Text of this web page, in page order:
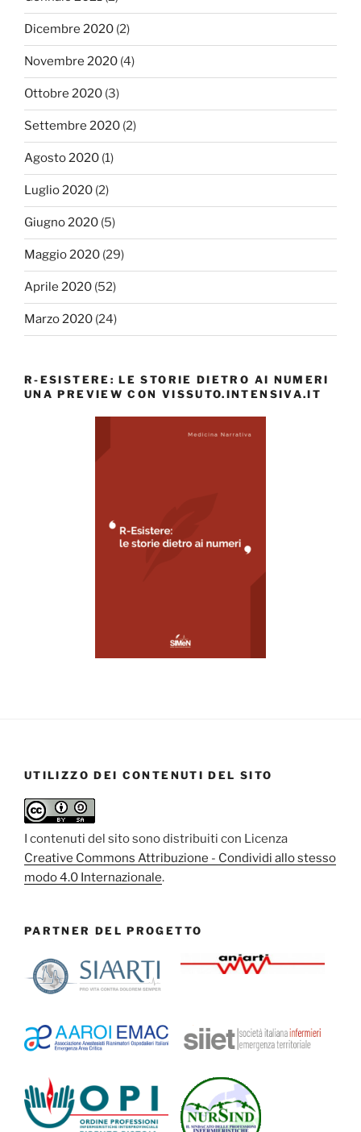
Dicembre 2020 (2)
Novembre 2020 (4)
Ottobre 2020 (3)
Settembre 2020 (2)
Agosto 2020 (1)
Luglio 2020 (2)
Giugno 2020 (5)
Maggio 2020 (29)
Aprile 2020 (52)
Marzo 2020 (24)
R-ESISTERE: LE STORIE DIETRO AI NUMERI
UNA PREVIEW CON VISSUTO.INTENSIVA.IT
UTILIZZO DEI CONTENUTI DEL SITO
I contenuti del sito sono distribuiti con Licenza
Creative Commons Attribuzione - Condividi allo stesso
modo 4.0 Internazionale.
PARTNER DEL PROGETTO